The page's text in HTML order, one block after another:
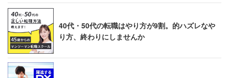
40代・50代の転職はやり方が9割。的ハズレなや
り方、終わりにしませんか